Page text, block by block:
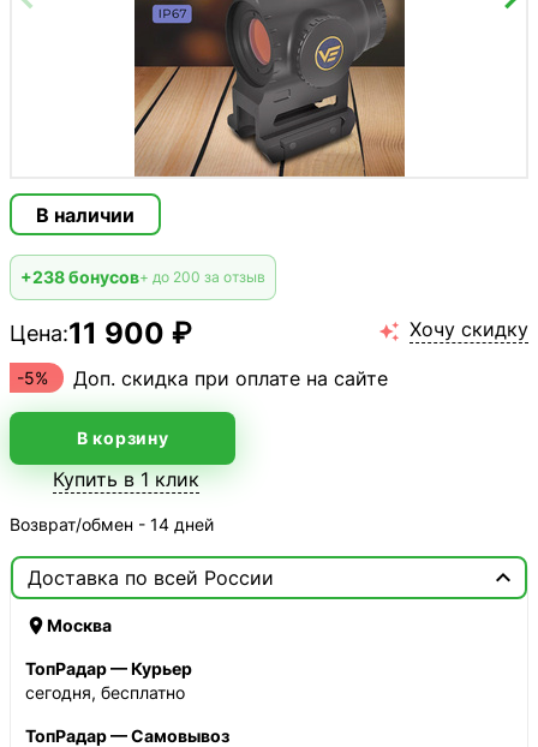
В наличии
+238 бонусов+ до 200 за отзыв
Цена:11 900 ₽  Хочу скидку
-5% Доп. скидка при оплате на сайте
В корзину
Купить в 1 клик
Возврат/обмен - 14 дней
Доставка по всей России 
Москва
ТопРадар — Курьер
сегодня, бесплатно
ТопРадар — Самовывоз